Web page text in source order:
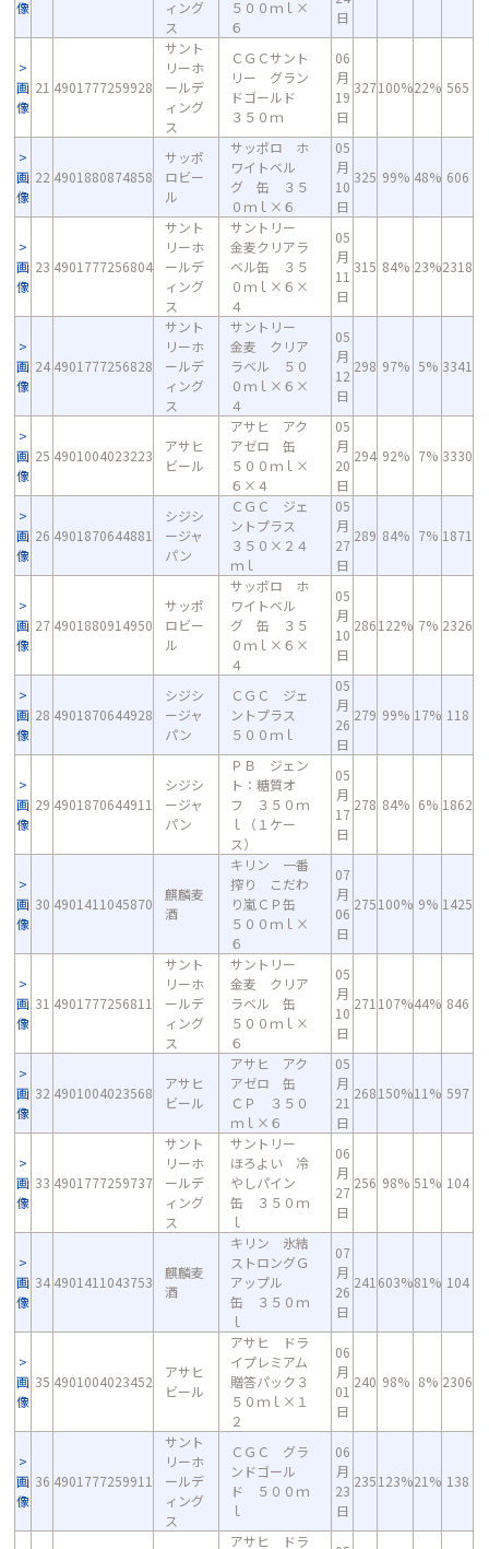
像
ィング
ス
５００ｍｌ×
６
日
画
像
21 4901777259928
サント
リーホ
ールデ
ィング
ス
ＣＧＣサント
リー グラン
ドゴールド
３５０ｍ
06
月
19
日
327100%22% 565
画
像
22 4901880874858
サッポ
ロビー
ル
サッポロ ホ
ワイトベル
グ 缶 ３５
０ｍｌ×６
05
月
10
日
325 99% 48% 606
画
像
23 4901777256804
サント
リーホ
ールデ
ィング
ス
サントリー
金麦クリアラ
ベル缶 ３５
０ｍｌ×６×
４
05
月
11
日
315 84% 23%2318
画
像
24 4901777256828
サント
リーホ
ールデ
ィング
ス
サントリー
金麦 クリア
ラベル ５０
０ｍｌ×６×
４
05
月
12
日
298 97% 5% 3341
画
像
25 4901004023223
アサヒ
ビール
アサヒ アク
アゼロ 缶
５００ｍｌ×
６×４
05
月
20
日
294 92% 7% 3330
画
像
26 4901870644881
シジシ
ージャ
パン
ＣＧＣ ジェ
ントプラス
３５０×２４
ｍｌ
05
月
27
日
289 84% 7% 1871
画
像
27 4901880914950
サッポ
ロビー
ル
サッポロ ホ
ワイトベル
グ 缶 ３５
０ｍｌ×６×
４
05
月
10
日
286122% 7% 2326
画
像
28 4901870644928
シジシ
ージャ
パン
ＣＧＣ ジェ
ントプラス
５００ｍｌ
05
月
26
日
279 99% 17% 118
画
像
29 4901870644911
シジシ
ージャ
パン
ＰＢ ジェン
ト：糖質オ
フ ３５０ｍ
ｌ（１ケー
ス）
05
月
17
日
278 84% 6% 1862
画
像
30 4901411045870
麒麟麦
酒
キリン 一番
搾り こだわ
り嵐ＣＰ缶
５００ｍｌ×
６
07
月
06
日
275100% 9% 1425
画
像
31 4901777256811
サント
リーホ
ールデ
ィング
ス
サントリー
金麦 クリア
ラベル 缶
５００ｍｌ×
６
05
月
10
日
271 107%44% 846
画
像
32 4901004023568
アサヒ
ビール
アサヒ アク
アゼロ 缶
ＣＰ ３５０
ｍｌ×６
05
月
21
日
268150%11% 597
画
像
33 4901777259737
サント
リーホ
ールデ
ィング
ス
サントリー
ほろよい 冷
やしパイン
缶 ３５０ｍ
ｌ
06
月
27
日
256 98% 51% 104
画
像
34 4901411043753
麒麟麦
酒
キリン 氷結
ストロングＧ
アップル
缶 ３５０ｍ
ｌ
07
月
26
日
241 603%81% 104
画
像
35 4901004023452
アサヒ
ビール
アサヒ ドラ
イプレミアム
贈答パック３
５０ｍｌ×１
２
06
月
01
日
240 98% 8% 2306
画
像
36 4901777259911
サント
リーホ
ールデ
ィング
ス
ＣＧＣ グラ
ンドゴール
ド ５００ｍ
ｌ
06
月
23
日
235123%21% 138
アサヒ ドラ